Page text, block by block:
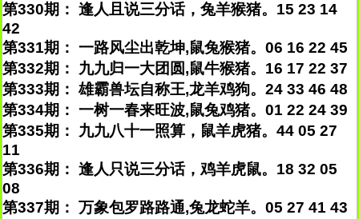
第330期： 逢人且说三分话，兔羊猴猪。15 23 14
42
第331期： 一路风尘出乾坤,鼠兔猴猪。06 16 22 45
第332期： 九九归一大团圆,鼠牛猴猪。16 17 22 37
第333期： 雄霸兽坛自称王,龙羊鸡狗。24 33 46 48
第334期： 一树一春来旺波,鼠兔鸡猪。01 22 24 39
第335期： 九九八十一照算，鼠羊虎猪。44 05 27
11
第336期： 逢人只说三分话，鸡羊虎鼠。18 32 05
08
第337期： 万象包罗路路通,兔龙蛇羊。05 27 41 43